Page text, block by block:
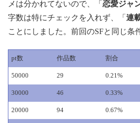
メは分かれてないので、「 恋愛ジャ
字数は特にチェックを入れず、「 連
ことにしました。前回のSFと同じ条
pt数 作品数 割合
50000 29 0.21%
30000 46 0.33%
20000 94 0.67%